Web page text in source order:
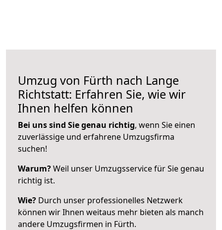
Umzug von Fürth nach Lange
Richtstatt: Erfahren Sie, wie wir
Ihnen helfen können
Bei uns sind Sie genau richtig, wenn Sie einen
zuverlässige und erfahrene Umzugsfirma
suchen!
Warum?Weil unser Umzugsservice für Sie genau
richtig ist.
Wie? Durch unser professionelles Netzwerk
können wir Ihnen weitaus mehr bieten als manch
andere Umzugsfirmen in Fürth.